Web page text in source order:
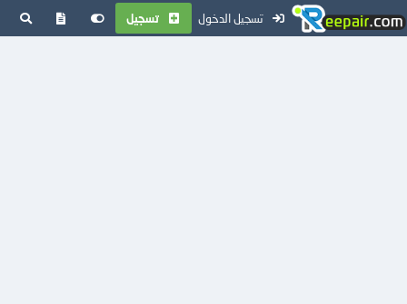
تسجيل الدخول تسجيل